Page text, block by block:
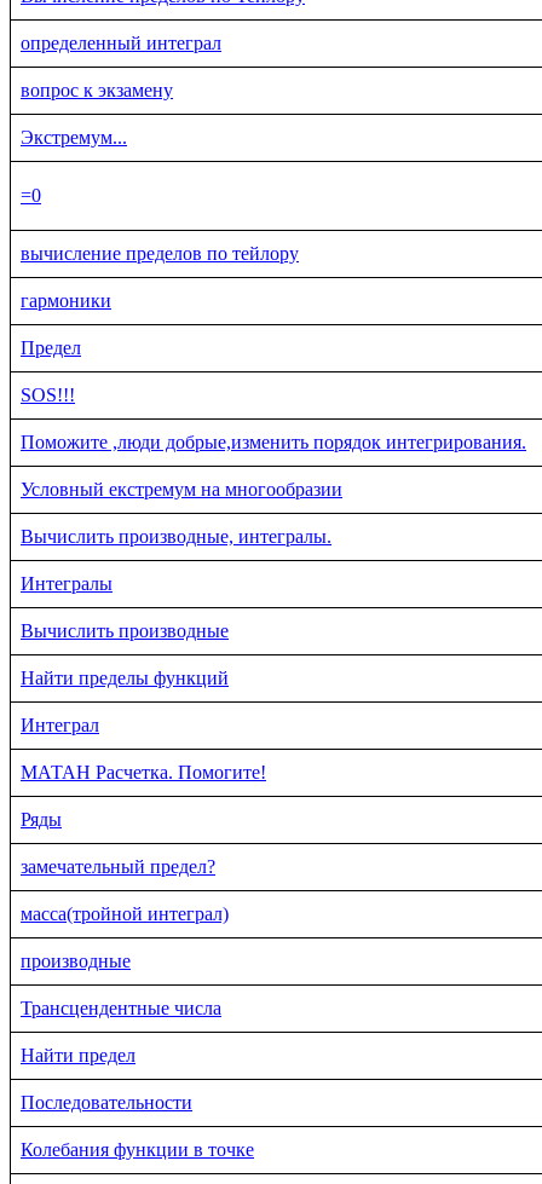
определенный интеграл
вопрос к экзамену
Экстремум...
=0
вычисление пределов по тейлору
гармоники
Предел
SOS!!!
Поможите ,люди добрые,изменить порядок интегрирования.
Условный екстремум на многообразии
Вычислить производные, интегралы.
Интегралы
Вычислить производные
Найти пределы функций
Интеграл
МАТАН Расчетка. Помогите!
Ряды
замечательный предел?
масса(тройной интеграл)
производные
Трансцендентные числа
Найти предел
Последовательности
Колебания функции в точке